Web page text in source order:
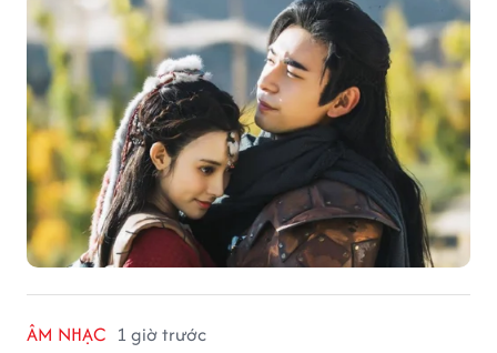
ÂM NHẠC 1 giờ trước